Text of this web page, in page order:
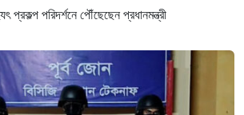
প্রকল্প পরিদর্শনে পৌঁছেছেন প্রধানমন্ত্রী